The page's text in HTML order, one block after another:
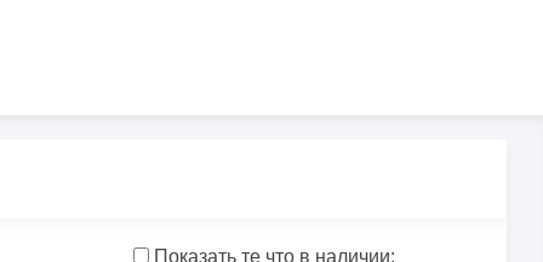
Показать те что в наличии: